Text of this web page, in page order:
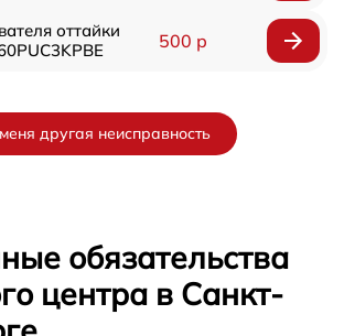
оттайки
500 р
другая неисправность
обязательства
центра в Санкт-